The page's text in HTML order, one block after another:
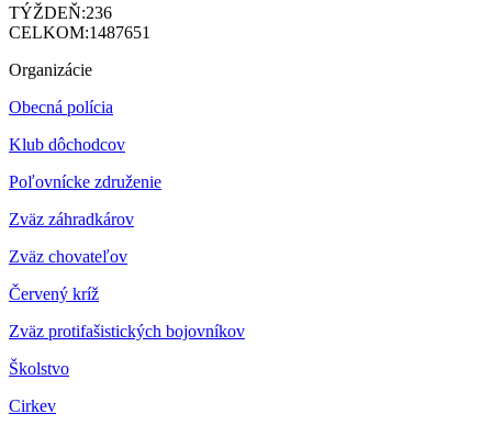
TÝŽDEŇ:236
CELKOM:1487651
Organizácie
Obecná polícia
Klub dôchodcov
Poľovnícke združenie
Zväz záhradkárov
Zväz chovateľov
Červený kríž
Zväz protifašistických bojovníkov
Školstvo
Cirkev